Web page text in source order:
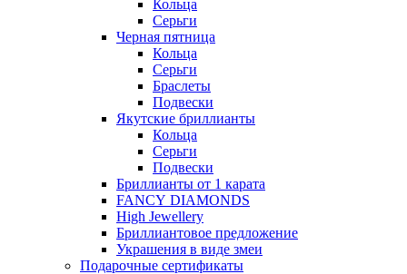
Кольца
Серьги
Черная пятница
Кольца
Серьги
Браслеты
Подвески
Якутские бриллианты
Кольца
Серьги
Подвески
Бриллианты от 1 карата
FANCY DIAMONDS
High Jewellery
Бриллиантовое предложение
Украшения в виде змеи
Подарочные сертификаты